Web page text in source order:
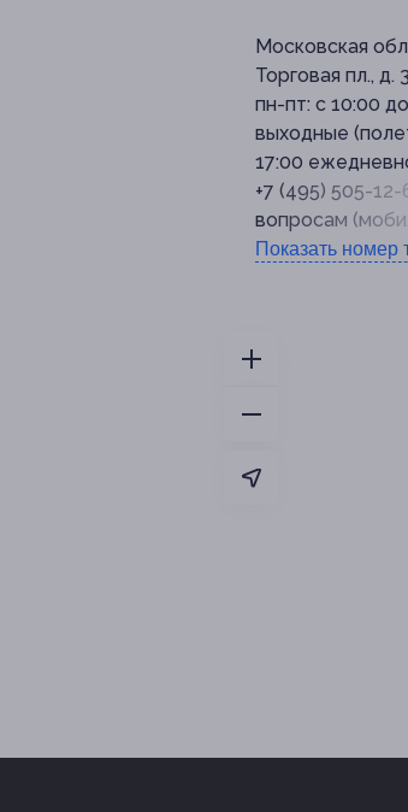
Московская
Торговая пл., д. 3
пн-пт: с 10:00
выходные
17:00
+7 (495) 505-12-
вопросам
Показать номер